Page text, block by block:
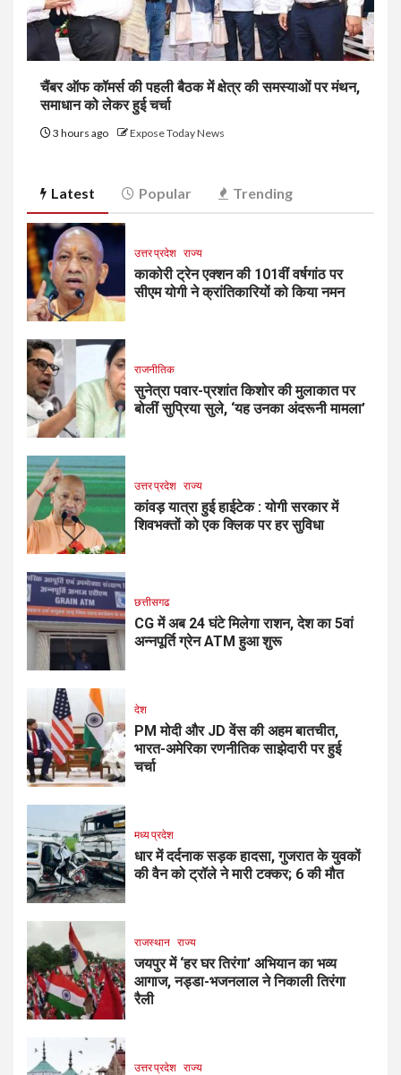
चैंबर ऑफ कॉमर्स की पहली बैठक में क्षेत्र की समस्याओं पर मंथन,
समाधान को लेकर हुई चर्चा
3 hours ago Expose Today News
Latest Popular Trending
उत्तर प्रदेश राज्य
काकोरी ट्रेन एक्शन की 101वीं वर्षगांठ पर
सीएम योगी ने क्रांतिकारियों को किया नमन
राजनीतिक
सुनेत्रा पवार-प्रशांत किशोर की मुलाकात पर
बोलीं सुप्रिया सुले, ‘यह उनका अंदरूनी मामला’
उत्तर प्रदेश राज्य
कांवड़ यात्रा हुई हाईटेक : योगी सरकार में
शिवभक्तों को एक क्लिक पर हर सुविधा
छत्तीसगढ
CG में अब 24 घंटे मिलेगा राशन, देश का 5वां
अन्नपूर्ति ग्रेन ATM हुआ शुरू
देश
PM मोदी और JD वेंस की अहम बातचीत,
भारत-अमेरिका रणनीतिक साझेदारी पर हुई
चर्चा
मध्य प्रदेश
धार में दर्दनाक सड़क हादसा, गुजरात के युवकों
की वैन को ट्रॉले ने मारी टक्कर; 6 की मौत
राजस्थान राज्य
जयपुर में ‘हर घर तिरंगा’ अभियान का भव्य
आगाज, नड्डा-भजनलाल ने निकाली तिरंगा
रैली
उत्तर प्रदेश राज्य